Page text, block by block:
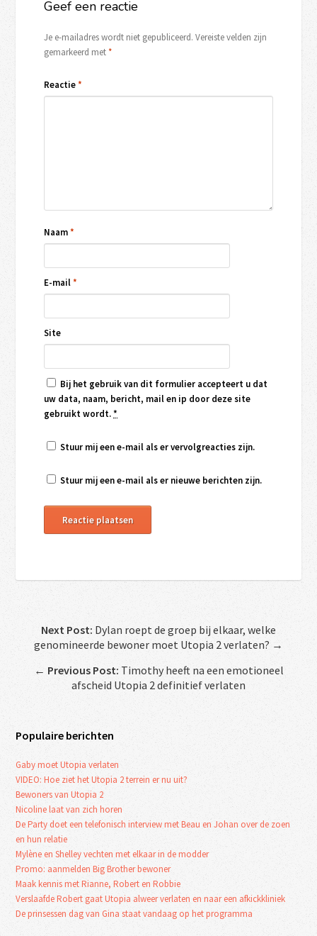
Geef een reactie
Je e-mailadres wordt niet gepubliceerd. Vereiste velden zijn
gemarkeerd met*
Reactie*
Naam*
E-mail*
Site
Bij het gebruik van dit formulier accepteert u dat
uw data, naam, bericht, mail en ip door deze site
gebruikt wordt.*
Stuur mij een e-mail als er vervolgreacties zijn.
Stuur mij een e-mail als er nieuwe berichten zijn.
Next Post: Dylan roept de groep bij elkaar, welke
genomineerde bewoner moet Utopia 2 verlaten? →
← Previous Post: Timothy heeft na een emotioneel
afscheid Utopia 2 definitief verlaten
Populaire berichten
Gaby moet Utopia verlaten
VIDEO: Hoe ziet het Utopia 2 terrein er nu uit?
Bewoners van Utopia 2
Nicoline laat van zich horen
De Party doet een telefonisch interview met Beau en Johan over de zoen
en hun relatie
Mylène en Shelley vechten met elkaar in de modder
Promo: aanmelden Big Brother bewoner
Maak kennis met Rianne, Robert en Robbie
Verslaafde Robert gaat Utopia alweer verlaten en naar een afkickkliniek
De prinsessen dag van Gina staat vandaag op het programma